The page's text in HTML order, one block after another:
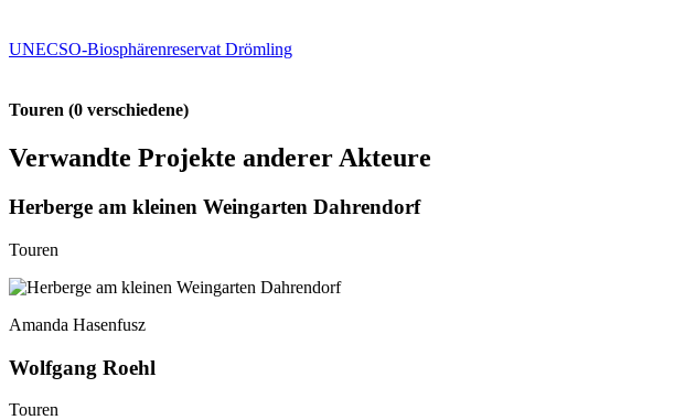
UNECSO-Biosphärenreservat Drömling
Touren (0 verschiedene)
Verwandte Projekte anderer Akteure
Herberge am kleinen Weingarten Dahrendorf
Touren
Amanda Hasenfusz
Wolfgang Roehl
Touren